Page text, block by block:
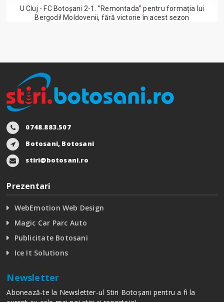
U Cluj - FC Botoșani 2-1. ”Remontada” pentru formația lui
Bergodi! Moldovenii, fără victorie în acest sezon
0748.883.507
Botosani, Botosani
stiri@botosani.ro
Prezentari
WebEmotion Web Design
Magic Car Parc Auto
Publicitate Botosani
Ice It Solutions
Newsletter
Abonează-te la Newsletter-ul Stiri Botoșani pentru a fi la